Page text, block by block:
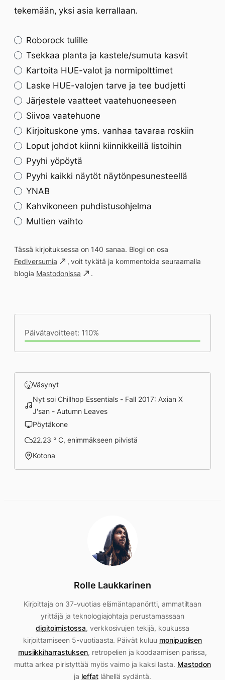
tekemään, yksi asia kerrallaan.
Roborock tulille
Tsekkaa planta ja kastele/sumuta kasvit
Kartoita HUE-valot ja normipolttimet
Laske HUE-valojen tarve ja tee budjetti
Järjestele vaatteet vaatehuoneeseen
Siivoa vaatehuone
Kirjoituskone yms. vanhaa tavaraa roskiin
Loput johdot kiinni kiinnikkeillä listoihin
Pyyhi yöpöytä
Pyyhi kaikki näytöt näytönpesunesteellä
YNAB
Kahvikoneen puhdistusohjelma
Multien vaihto
Tässä kirjoituksessa on 140 sanaa. Blogi on osa
Fediversumia
, voit tykätä ja kommentoida seuraamalla
blogia Mastodonissa .
Päivätavoitteet: 110%
Väsynyt
Nyt soi Chillhop Essentials - Fall 2017: Axian X
J'san - Autumn Leaves
Pöytäkone
22.23 ° C, enimmäkseen pilvistä
Kotona
Rolle Laukkarinen
Kirjoittaja on 37-vuotias elämäntapanörtti, ammatiltaan
yrittäjä ja teknologiajohtaja perustamassaan
digitoimistossa, verkkosivujen tekijä, koukussa
kirjoittamiseen 5-vuotiaasta. Päivät kuluu monipuolisen
musiikkiharrastuksen, retropelien ja koodaamisen parissa,
mutta arkea piristyttää myös vaimo ja kaksi lasta. Mastodon
ja leffatlähellä sydäntä.